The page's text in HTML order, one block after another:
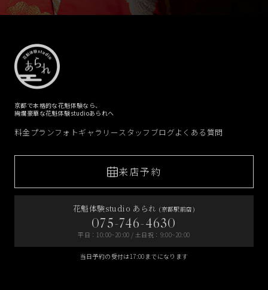
京都で本格的な花魁体験なら、
絢爛豪華な花魁体験studioあられへ
料金プランフォトギャラリースタッフブログよくある質問
来店予約
花魁体験studio あられ (京都駅前店)
075-746-4630
平日：10:00~20:00 / 土日祝：9:00~20:00
当日予約の受付は17:00までになります